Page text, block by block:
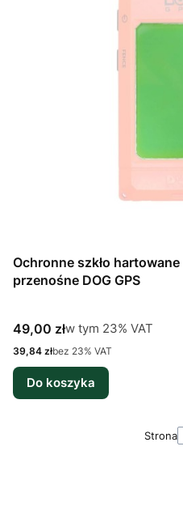
Ochronne szkło
przenośne DOG GPS
Cena brutto
49,00 złw tym %s VAT
w tym 23% VAT
Cena netto
39,84 złbez 23% VAT
Do koszyka
Strona